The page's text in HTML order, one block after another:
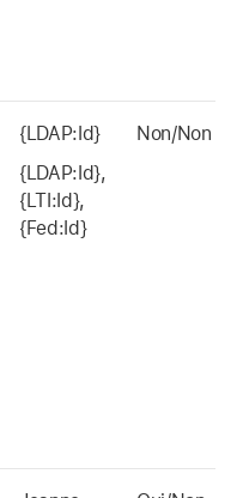
{LDAP:Id}
{LDAP:Id},
{LTI:Id},
{Fed:Id}
Non/Non